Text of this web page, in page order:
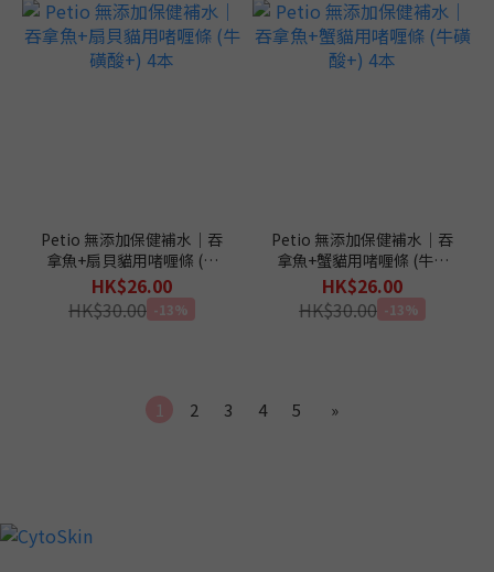
Petio 無添加保健補水｜吞
拿魚+扇貝貓用啫喱條 (牛
磺酸+) 4本
HK$26.00
HK$30.00 -13%
Petio 無添加保健補水｜吞
拿魚+蟹貓用啫喱條 (牛磺
酸+) 4本
HK$26.00
HK$30.00 -13%
1 2 3 4 5 »